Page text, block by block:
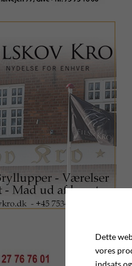
Dette
vores
indsats